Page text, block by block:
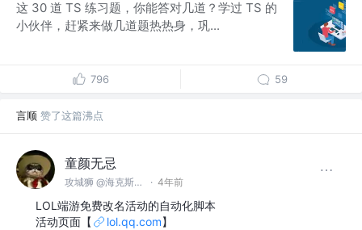
这 30 道 TS 练习题，你能答对几道？学过 TS 的
小伙伴，赶紧来做几道题热热身，巩...
796 59
言顺 赞了这篇沸点
童颜无忌
攻城狮 @海克斯科技 · 4年前
LOL端游免费改名活动的自动化脚本
活动页面【
lol.qq.com】